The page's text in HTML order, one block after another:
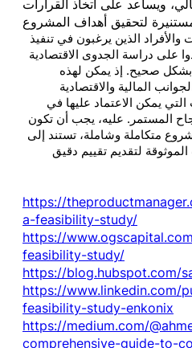
ويساعد على اتخاذ القرارات
الذين يرغبون في تنفيذ
على دراسة الجدوى الاقتصادية
بشكل صحيح. إذ يمكن لهذه
المالية والاقتصادية
يمكن الاعتماد عليها في
المستمر. عليه، يجب أن تكون
متكاملة وشاملة، تستند إلى
لتقديم تقييم دقيق
https://
a-feasibility-study/
https://
feasibility-study/
https://blog.hubspot.com/
https://www.linkedin.com/
feasibility-study-enkonix
https://medium.com/
comprehensive-guide-to-